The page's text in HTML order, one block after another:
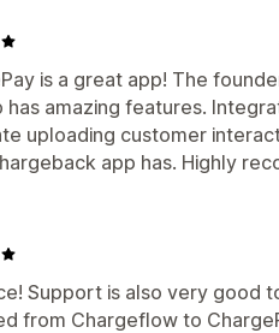
is a great app! The
has amazing features.
uploading customer
app has. Highly
Support is also very good
from Chargeflow to